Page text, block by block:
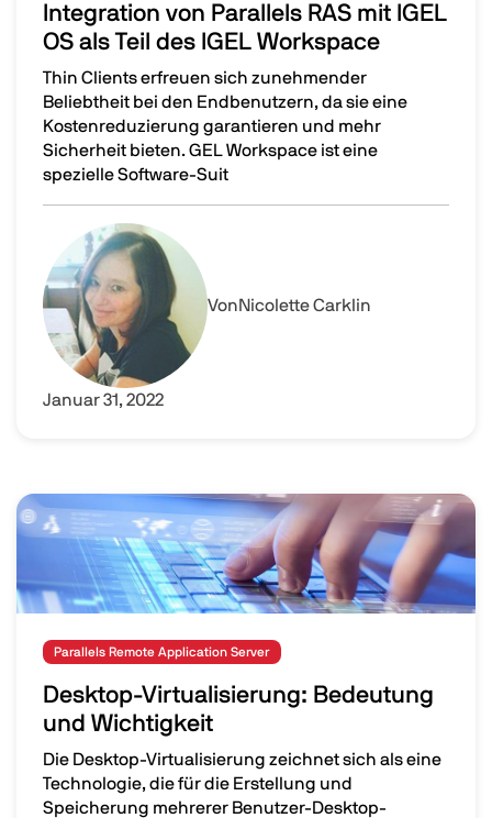
Integration von Parallels RAS mit IGEL
OS als Teil des IGEL Workspace
Thin Clients erfreuen sich zunehmender
Beliebtheit bei den Endbenutzern, da sie eine
Kostenreduzierung garantieren und mehr
Sicherheit bieten. GEL Workspace ist eine
spezielle Software-Suit
Integration von Parallels RAS mit IGEL OS als Teil des
Image
VonNicolette Carklin
Januar 31, 2022
Image
Parallels Remote Application Server
Desktop-Virtualisierung: Bedeutung
und Wichtigkeit
Die Desktop-Virtualisierung zeichnet sich als eine
Technologie, die für die Erstellung und
Speicherung mehrerer Benutzer-Desktop-